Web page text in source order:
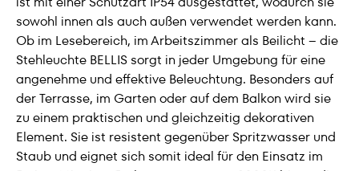
sowohl innen als auch außen verwendet werden kann.
Ob im Lesebereich, im Arbeitszimmer als Beilicht – die
Stehleuchte BELLIS sorgt in jeder Umgebung für eine
angenehme und effektive Beleuchtung. Besonders auf
der Terrasse, im Garten oder auf dem Balkon wird sie
zu einem praktischen und gleichzeitig dekorativen
Element. Sie ist resistent gegenüber Spritzwasser und
Staub und eignet sich somit ideal für den Einsatz im